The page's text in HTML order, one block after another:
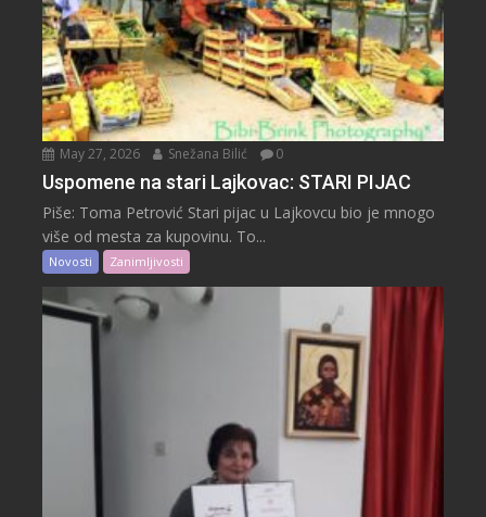
May 27, 2026 Snežana Bilić 0
Uspomene na stari Lajkovac: STARI PIJAC
Piše: Toma Petrović Stari pijac u Lajkovcu bio je mnogo
više od mesta za kupovinu. To...
Novosti Zanimljivosti